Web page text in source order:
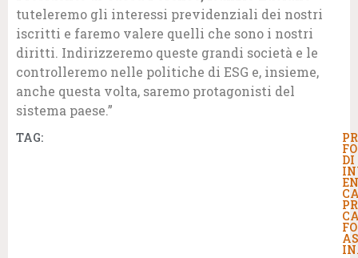
tuteleremo gli interessi previdenziali dei nostri
iscritti e faremo valere quelli che sono i nostri
diritti. Indirizzeremo queste grandi società e le
controlleremo nelle politiche di ESG e, insieme,
anche questa volta, saremo protagonisti del
sistema paese.”
TAG:
DI